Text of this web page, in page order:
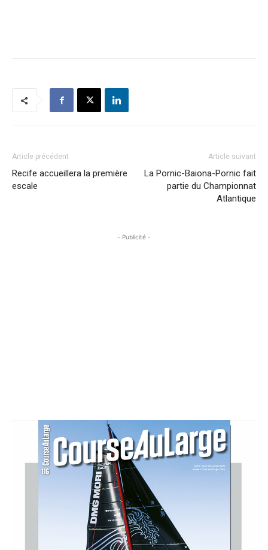
Article précédent
Recife accueillera la première
escale
Article suivant
La Pornic-Baiona-Pornic fait
partie du Championnat
Atlantique
- Publicité -